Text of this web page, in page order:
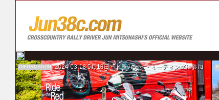
INFORMATION 2024-03-18 5月18日 ドゥカティ・ミーティングに参加